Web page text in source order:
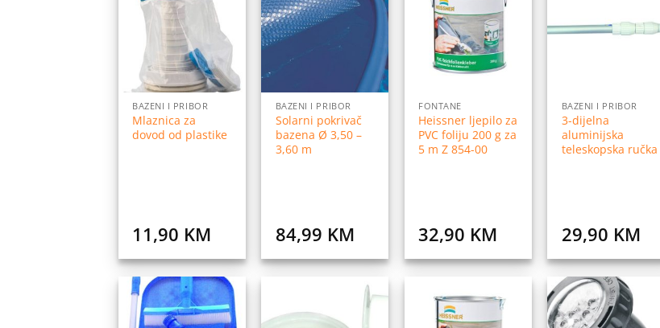
Dodaj
na
listu
želja
BAZENI I PRIBOR
Mlaznica za
dovod od plastike
11,90 KM
Dodaj
želja
BAZENI I PRIBOR
Solarni pokrivač
bazena Ø 3,50 –
3,60 m
84,99 KM
Dodaj
listu
želja
FONTANE
Heissner ljepilo za
PVC foliju 200 g za
5 m Z 854-00
32,90 KM
na
listu
BAZENI I PRIBOR
3-dijelna
aluminijska
teleskopska ručka
29,90 KM
Dodaj
Dodaj
Dodaj